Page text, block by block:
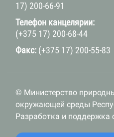
17) 200-66-91
Телефон канцелярии:
(+375 17) 200-68-44
Факс: (+375 17) 200-55-83
© Министерство
окружающей среды
Разработка и поддержка